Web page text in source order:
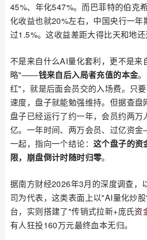
45%、年化547%。而巴菲特的伯克
化收益也就20%左右，中国央行一年
过1.5%。这收益差距大得比天和地还
不是来自什么AI量化套利，更不是来
略"——钱来自后入局者充值的本金
红"，就是后面会员交的入场费。只
速度，盘子就能勉强维持。但据查盘
盘子已经运行了约一年，会员约两万
亿。一年时间、两万会员、过亿资
一起，指向一个结论： 这个盘子的资
限，崩盘倒计时随时归零。
据南方财经2026年3月的深度调查，
司为代表，这类表面上以"AI量化炒
台，实则搭建了"传销式拉新+庞氏资
有人狂投160万元最终血本无归。